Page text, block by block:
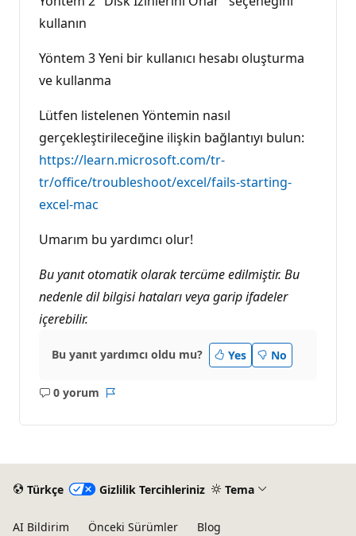
kullanın
Yöntem 3 Yeni bir kullanıcı hesabı oluşturma
ve kullanma
Lütfen listelenen Yöntemin nasıl
gerçekleştirileceğine ilişkin bağlantıyı bulun:
https://learn.microsoft.com/tr-
tr/office/troubleshoot/excel/fails-starting-
excel-mac
Umarım bu yardımcı olur!
Bu yanıt otomatik olarak tercüme edilmiştir. Bu
nedenle dil bilgisi hataları veya garip ifadeler
içerebilir.
Bu yanıt yardımcı oldu mu? Yes No
0 yorum
Açıklama
Türkçe Gizlilik Tercihleriniz Tema
AI Bildirim Önceki Sürümler Blog